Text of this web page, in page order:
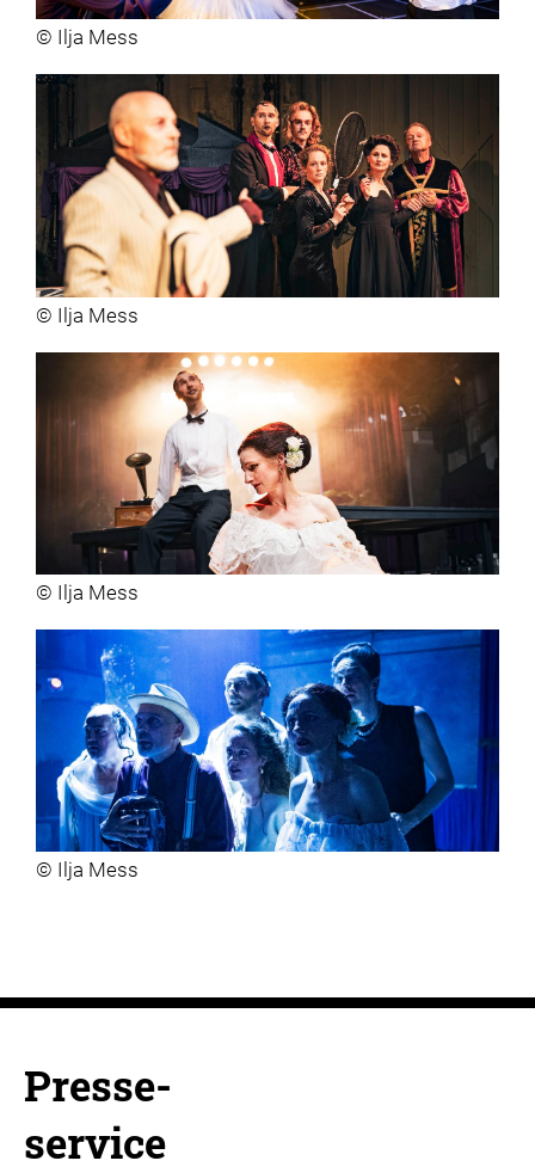
© Ilja Mess
© Ilja Mess
© Ilja Mess
© Ilja Mess
Presse-
service